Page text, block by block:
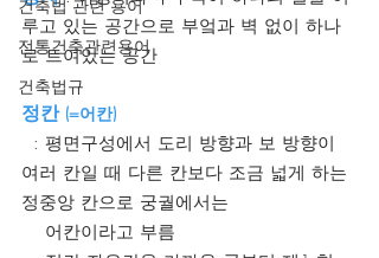
건축법 관련 용어
전통건축관련용어
건축법규
루고 있는 공간으로 부엌과 벽 없이 하나
로 트여있는 공간
정칸 (=어칸)
여러 칸일 때 다른 칸보다 조금 넓게 하는
정중앙 칸으로 궁궐에서는
    어칸이라고 부름